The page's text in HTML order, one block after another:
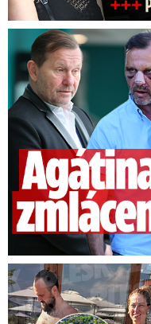
Útok na Jaromíra